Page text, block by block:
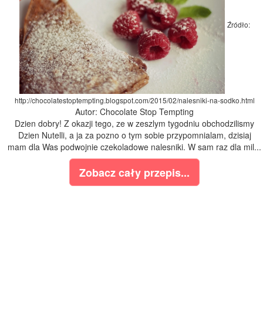
Źródło:
http://chocolatestoptempting.blogspot.com/2015/02/nalesniki-na-sodko.html
Autor: Chocolate Stop Tempting
Dzien dobry! Z okazji tego, ze w zeszlym tygodniu obchodzilismy
Dzien Nutelli, a ja za pozno o tym sobie przypomnialam, dzisiaj
mam dla Was podwojnie czekoladowe nalesniki. W sam raz dla mil...
Zobacz cały przepis...